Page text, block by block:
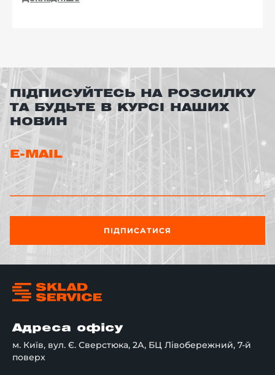
ПІДПИСУЙТЕСЬ НА РОЗСИЛКУ
ТА БУДЬТЕ В КУРСІ НАШИХ
НОВИН
E-MAIL
ПІДПИСАТИСЯ
Адреса офісу
м. Київ, вул. Є. Сверстюка, 2А, БЦ Лівобережний, 7-й
поверх